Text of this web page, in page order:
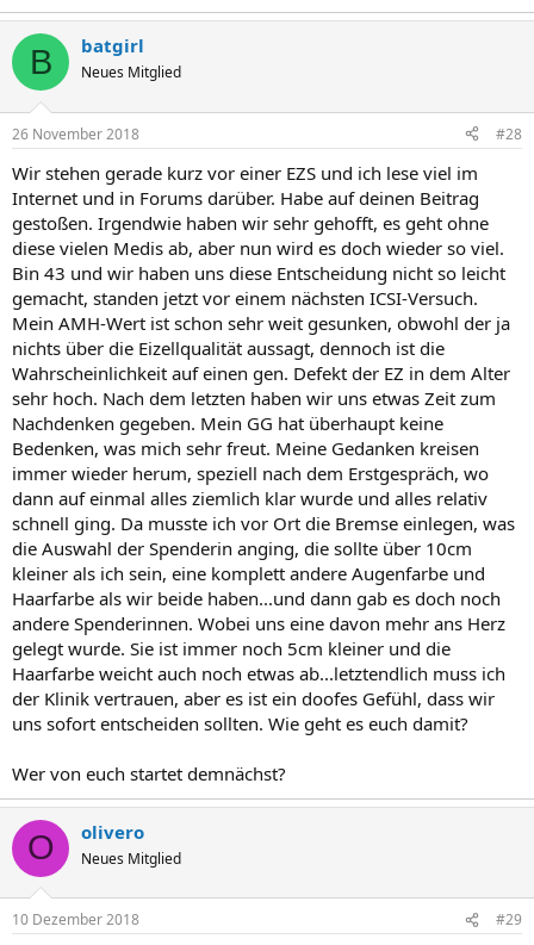
B batgirl
Neues Mitglied
26 November 2018 #28
Wir stehen gerade kurz vor einer EZS und ich lese viel im
Internet und in Forums darüber. Habe auf deinen Beitrag
gestoßen. Irgendwie haben wir sehr gehofft, es geht ohne
diese vielen Medis ab, aber nun wird es doch wieder so viel.
Bin 43 und wir haben uns diese Entscheidung nicht so leicht
gemacht, standen jetzt vor einem nächsten ICSI-Versuch.
Mein AMH-Wert ist schon sehr weit gesunken, obwohl der ja
nichts über die Eizellqualität aussagt, dennoch ist die
Wahrscheinlichkeit auf einen gen. Defekt der EZ in dem Alter
sehr hoch. Nach dem letzten haben wir uns etwas Zeit zum
Nachdenken gegeben. Mein GG hat überhaupt keine
Bedenken, was mich sehr freut. Meine Gedanken kreisen
immer wieder herum, speziell nach dem Erstgespräch, wo
dann auf einmal alles ziemlich klar wurde und alles relativ
schnell ging. Da musste ich vor Ort die Bremse einlegen, was
die Auswahl der Spenderin anging, die sollte über 10cm
kleiner als ich sein, eine komplett andere Augenfarbe und
Haarfarbe als wir beide haben...und dann gab es doch noch
andere Spenderinnen. Wobei uns eine davon mehr ans Herz
gelegt wurde. Sie ist immer noch 5cm kleiner und die
Haarfarbe weicht auch noch etwas ab...letztendlich muss ich
der Klinik vertrauen, aber es ist ein doofes Gefühl, dass wir
uns sofort entscheiden sollten. Wie geht es euch damit?
Wer von euch startet demnächst?
O olivero
Neues Mitglied
10 Dezember 2018 #29